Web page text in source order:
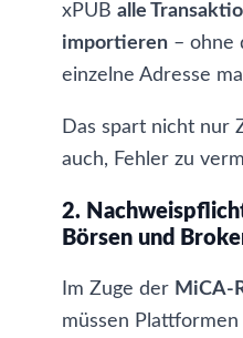
xPUB alle
importieren – ohne
einzelne Adresse
Das spart nicht nur
auch, Fehler zu
2.
Börsen und
Im Zuge der MiCA-
müssen Plattformen